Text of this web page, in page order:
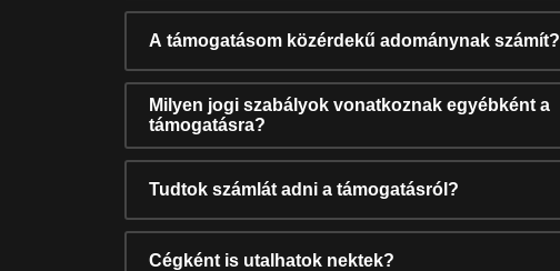
A támogatásom közérdekű adománynak számít?
Milyen jogi szabályok vonatkoznak egyébként a
támogatásra?
Tudtok számlát adni a támogatásról?
Cégként is utalhatok nektek?